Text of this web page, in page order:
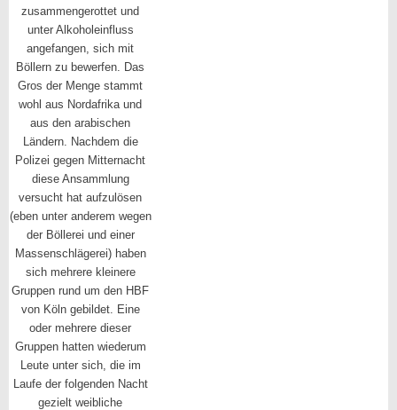
zusammengerottet und
unter Alkoholeinfluss
angefangen, sich mit
Böllern zu bewerfen. Das
Gros der Menge stammt
wohl aus Nordafrika und
aus den arabischen
Ländern. Nachdem die
Polizei gegen Mitternacht
diese Ansammlung
versucht hat aufzulösen
(eben unter anderem wegen
der Böllerei und einer
Massenschlägerei) haben
sich mehrere kleinere
Gruppen rund um den HBF
von Köln gebildet. Eine
oder mehrere dieser
Gruppen hatten wiederum
Leute unter sich, die im
Laufe der folgenden Nacht
gezielt weibliche